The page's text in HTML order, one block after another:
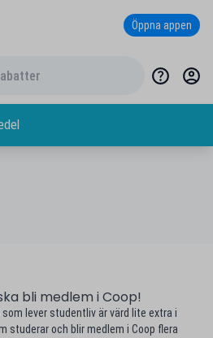
Öppna appen
bli medlem i Coop!
lever studentliv är värd lite extra i
studerar och blir medlem i Coop flera